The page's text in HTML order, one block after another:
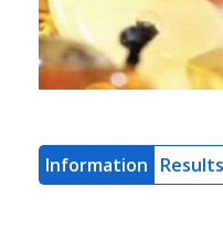
Information Results